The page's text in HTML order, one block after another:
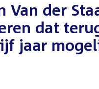
Van der
dat
jaar